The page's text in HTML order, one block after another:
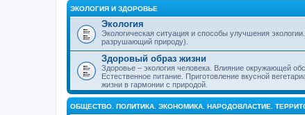
ЭКОЛОГИЯ И ЗДОРОВЬЕ
Экология
Экологическая ситуация и способы улучшения
разрушающий природу).
Здоровый образ жизни
Здоровье – экология человека. Влияние окружающей
Естественное питание. Приготовление вкусной
жизни в гармонии с природой.
ОБЩЕСТВО. ПОЛИТИКА. ЭКОНОМИКА. НАРОДОВЛАСТИЕ.